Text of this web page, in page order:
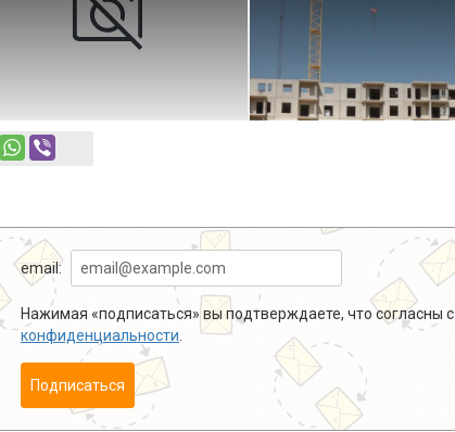
email:
Нажимая «подписаться» вы подтверждаете, что согласны с
конфиденциальности
Подписаться